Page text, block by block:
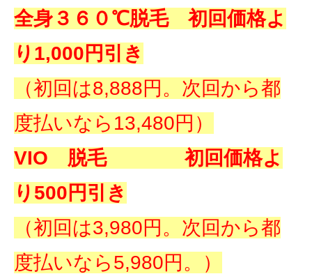
全身３６０℃脱毛 初回価格よ
り1,000円引き
（初回は8,888円。次回から都
度払いなら13,480円）
VIO 脱毛 初回価格よ
り500円引き
（初回は3,980円。次回から都
度払いなら5,980円。）